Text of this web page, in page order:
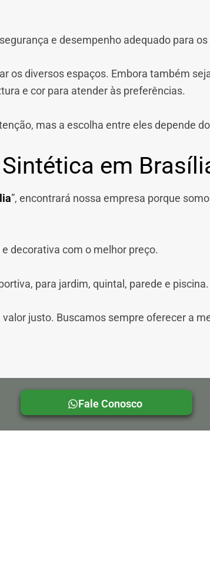
e desempenho adequado para
os diversos espaços. Embora também
e cor para atender às preferências.
mas a escolha entre eles depende
em
”, encontrará nossa empresa porque
decorativa com o melhor preço.
para jardim, quintal, parede e piscina.
justo. Buscamos sempre oferecer a
Fale Conosco